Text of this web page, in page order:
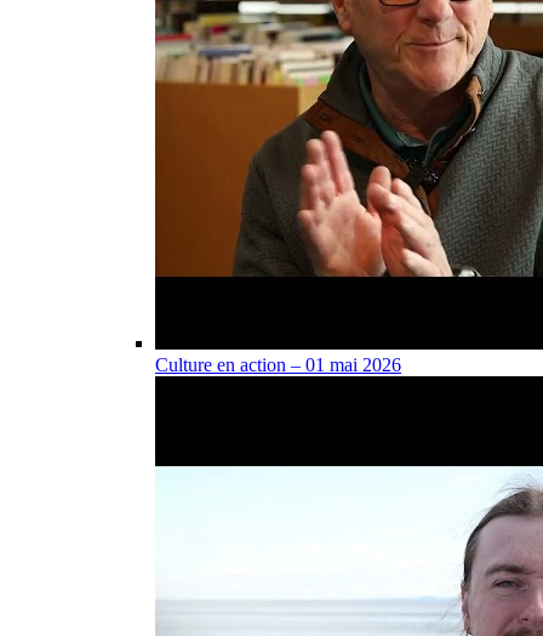
Culture en action – 01 mai 2026